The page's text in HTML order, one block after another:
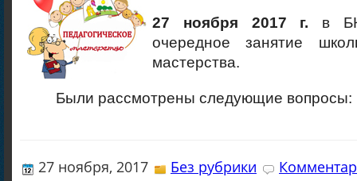
27 ноября 2017 г. в
очередное занятие
мастерства.
Были рассмотрены следующие вопросы:
27 ноября, 2017 Без рубрики